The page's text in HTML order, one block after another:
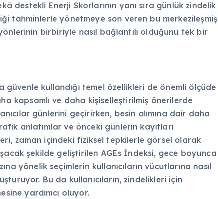
destekli Enerji Skorlarının yanı sıra günlük zindelik
tahminlerle yönetmeye son veren bu merkezileşmiş
birbiriyle nasıl bağlantılı olduğunu tek bir
güvenle kullandığı temel özellikleri de önemli ölçüde
kapsamlı ve daha kişiselleştirilmiş önerilerde
günlerini geçirirken, besin alımına dair daha
anlatımlar ve önceki günlerin kayıtları
zaman içindeki fiziksel tepkilerle görsel olarak
şekilde geliştirilen AGEs İndeksi, gece boyunca
yönelik seçimlerin kullanıcıların vücutlarına nasıl
Bu da kullanıcıların, zindelikleri için
yardımcı oluyor.